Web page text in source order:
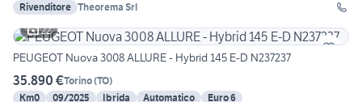
Rivenditore Theorema Srl
22
PEUGEOT Nuova 3008 ALLURE - Hybrid 145 E-D N237237
35.890 €Torino(TO)
Km0
09/2025 Ibrida Automatico
Euro 6